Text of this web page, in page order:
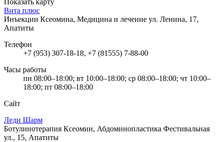
Вита плюс
Инъекции Ксеомина, Медицина и лечение ул. Ленина, 17,
Апатиты
Телефон
+7 (953) 307-18-18, +7 (81555) 7-88-00
Часы работы
пн 08:00–18:00; вт 10:00–18:00; ср 08:00–18:00; чт 10:00–
18:00; пт 08:00–18:00
Сайт
Леди Шарм
Ботулинотерапия Ксеомин, Абдоминопластика Фестивальная
ул., 15, Апатиты